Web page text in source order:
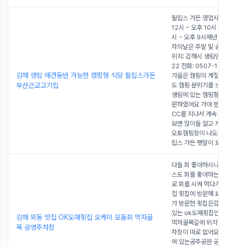
김해 생림 애견동반 가능한 캠핑형 식당 필립스가든
부산근교고기집
필립스 가든 영업시
12시 ~ 오후 10시 토,
시 ~ 오후 9시매년 5
자의날은 주말 및 공
위치: 김해시 생림면
22 전화: 0507-
가을은 캠핑의 계절!
도 캠핑 분위기를 느
생림에 있는 캠핑형
문하였어요 가야 랜드
CC를 지나서 계속 쭉
보면 많이들 알고 계
오토캠핑장이 나오고
립스 가든 팻말이 보
김해 외동 맛집 OK도매횟집 오케이 모둠회 먹자골
목 공영주차장
다들 회 좋아하시나
스도 회를 좋아하는
로 회를 시켜 먹다가
접 횟집에 방문해 보
가 방문한 횟집은김
있는 ok도매횟집인
먹자골목길에 위치하
차장이 따로 없어요.
에 있는공주공원 공